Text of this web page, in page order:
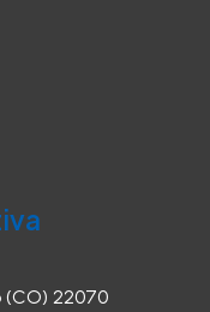
(CO) 22070